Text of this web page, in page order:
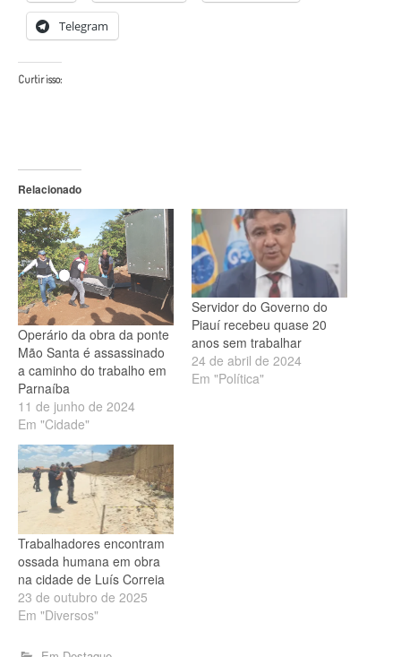
Telegram
Curtir isso:
Relacionado
Operário da obra da ponte
Mão Santa é assassinado
a caminho do trabalho em
Parnaíba
11 de junho de 2024
Em "Cidade"
Servidor do Governo do
Piauí recebeu quase 20
anos sem trabalhar
24 de abril de 2024
Em "Política"
Trabalhadores encontram
ossada humana em obra
na cidade de Luís Correia
23 de outubro de 2025
Em "Diversos"